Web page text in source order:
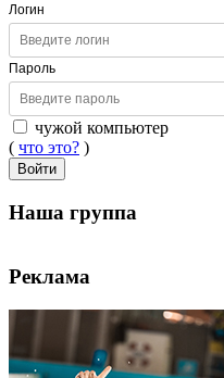
Логин
Пароль
чужой компьютер
( что это? )
Войти
Наша группа
Реклама